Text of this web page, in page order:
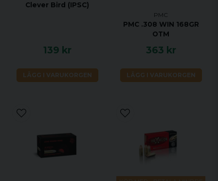
Clever Bird (IPSC)
139 kr
LÄGG I VARUKORGEN
PMC
PMC .308 WIN 168GR
OTM
363 kr
LÄGG I VARUKORGEN